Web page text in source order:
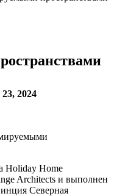
2024
Holiday Home
Architects и выполнен
Северная